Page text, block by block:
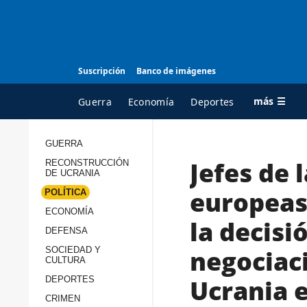
Suscripción Banco de imágenes
Guerra Economía Deportes más ☰
TODAS LAS
GUERRA
RECONSTRUCCIÓN
DE UCRANIA
POLÍTICA
ECONOMÍA
DEFENSA
SOCIEDAD Y
CULTURA
DEPORTES
CRIMEN
Jefes de
la
Ucrania